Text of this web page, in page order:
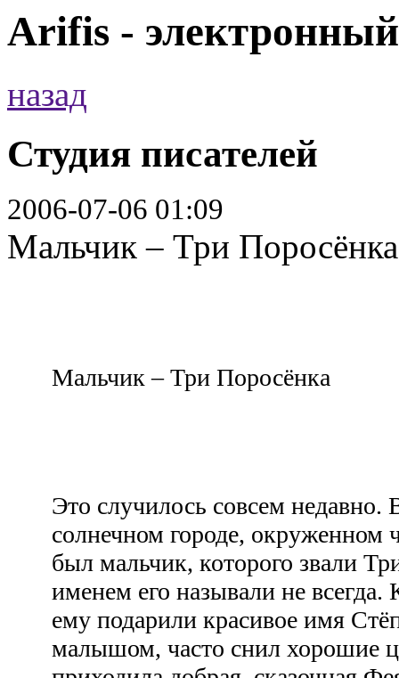
Arifis -
назад
Студия писателей
2006-07-06 01:09
Мальчик – Три
Мальчик – Три Поросёнка
Это случилось совсем недавно.
солнечном городе, окруженном
был мальчик, которого звали
именем его называли не всегда.
ему подарили красивое имя
малышом, часто снил хорошие